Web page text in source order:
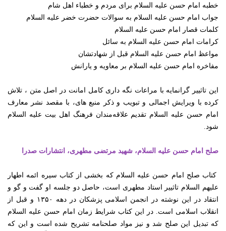
خطبه امام حسن علیه السلام برای مردم و خطباء اهل شام
جواب امام حسن علیه السلام به سوالات حضرت خضر علیه السلام
کلمات قصار امام حسن علیه السلام
کرامات امام حسن علیه السلام به سائل
مواعظ امام حسن علیه السلام قبل از شهادتشان
مفاخره امام حسن علیه السلام بر معاویه و یارانش
این تاثییر گرانمایه با مراعات نگه داری کامل امانت در اصل متن ، تلاش
کرده با ویرایش اجمالی و تبویب و ذکر منبع های، با مقصد نشر معارف
امام حسن علیه السلام تقدیم علاقه‌مندان فرهنگ اهل بیت علیه السلام
شود.
صلح امام حسن علیه السلام، شهید مرتضی مطهری، انتشارات صدرا
کتاب صلح امام حسن علیه السلام که بخشی از کتاب سیره ائمه اطهار
علیهم السلام تاثییر استاد مطهری است، حاصل دو جلسه او گفت و گو و
انتقاد در این نوشته در انجمن اسلامی پزشکان در دهه
۱۳۵۰ و قبل از
انقلاب اسلامی است. در این کتاب شرایط زمان امام حسن علیه السلام
که تبدیل این صلح شد و نیز مواد صلحنامه تشریح شده است و این که